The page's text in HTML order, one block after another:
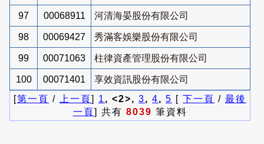
97 00068911 河清海晏股份有限公司
98 00069427 秀滿客娛樂股份有限公司
99 00071063 柱律資產管理股份有限公司
100 00071401
享效資訊股份有限公司
[第一頁 / 上一頁] 1 , <2>, 3, 4, 5 [ 下一頁 / 最後
一頁] 共有 8039 筆資料